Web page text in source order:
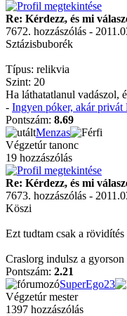
Re: Kérdezz, és mi
7672. hozzászólás -
Sztázisbuborék
Típus: relikvia
Szint: 20
Ha láthatatlanul vadászol,
- Ingyen póker, akár
Pontszám: 8.69
Menzas
Végzetúr tanonc
19 hozzászólás
Re: Kérdezz, és mi
7673. hozzászólás -
Köszi
Ezt tudtam csak a rövidítés
Craslorg indulsz a gyorson
Pontszám: 2.21
SuperEgo23
Végzetúr mester
1397 hozzászólás